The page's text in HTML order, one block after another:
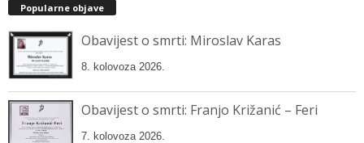
Popularne objave
Obavijest o smrti: Miroslav Karas
8. kolovoza 2026.
Obavijest o smrti: Franjo Križanić – Feri
7. kolovoza 2026.